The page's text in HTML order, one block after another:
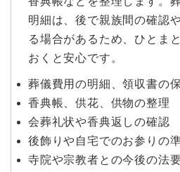
明細は、後で親族間の確認
る場合があるため、ひとま
おくと安心です。
葬儀費用の明細、領収書の
香典帳、供花、供物の整理
会葬礼状や香典返しの確認
後飾りや自宅でのお参りの
寺院や宗教者との今後の法